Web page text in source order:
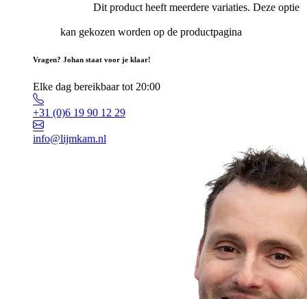
Dit product heeft meerdere variaties. Deze optie
kan gekozen worden op de productpagina
Vragen? Johan staat voor je klaar!
Elke dag bereikbaar tot 20:00
+31 (0)6 19 90 12 29
info@lijmkam.nl